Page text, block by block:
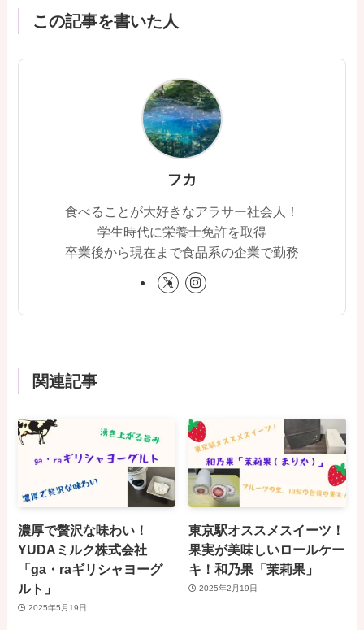
この記事を書いた人
フカ
食べることが大好きなアラサー社会人！
学生時代に栄養士免許を取得
卒業後から現在まで食品系の企業で勤務
関連記事
濃厚で贅沢な味わい！
YUDAミルク株式会社
「ga・raギリシャヨーグ
ルト」
2025年5月19日
東京駅オススメスイーツ！
果実が美味しいロールケー
キ！和乃果「茉莉果」
2025年2月19日